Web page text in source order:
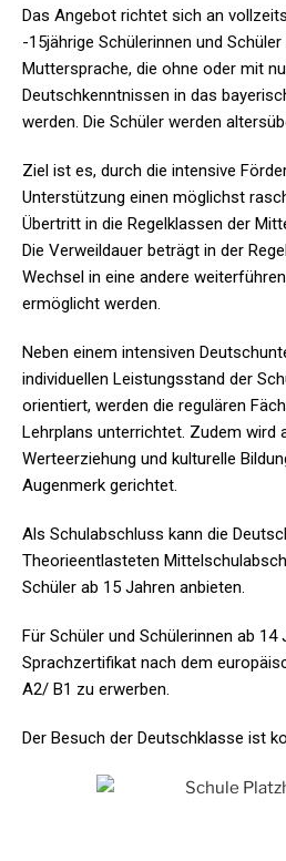
Das Angebot richtet sich an
-15jährige Schülerinnen und
Muttersprache, die ohne oder mit
Deutschkenntnissen in das
werden. Die Schüler werden
Ziel ist es, durch die intensive
Unterstützung einen möglichst
Übertritt in die Regelklassen der
Die Verweildauer beträgt in der
Wechsel in eine andere
ermöglicht werden.
Neben einem intensiven
individuellen Leistungsstand der
orientiert, werden die regulären
Lehrplans unterrichtet. Zudem wird
Werteerziehung und kulturelle
Augenmerk gerichtet.
Als Schulabschluss kann die
Theorieentlasteten
Schüler ab 15 Jahren anbieten.
Für Schüler und Schülerinnen ab
Sprachzertifikat nach dem
A2/ B1 zu erwerben.
Der Besuch der Deutschklasse ist